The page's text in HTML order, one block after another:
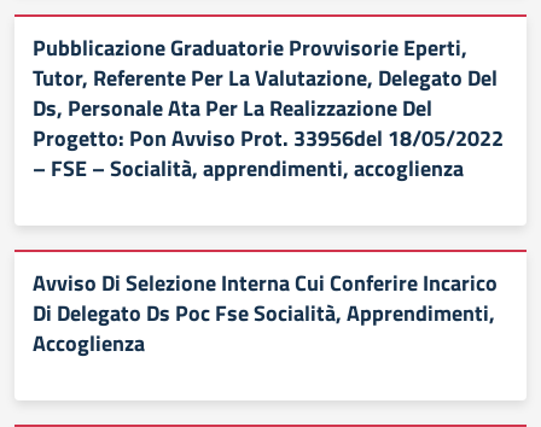
Pubblicazione Graduatorie Provvisorie Eperti,
Tutor, Referente Per La Valutazione, Delegato Del
Ds, Personale Ata Per La Realizzazione Del
Progetto: Pon Avviso Prot. 33956del 18/05/2022
– FSE – Socialità, apprendimenti, accoglienza
Avviso Di Selezione Interna Cui Conferire Incarico
Di Delegato Ds Poc Fse Socialità, Apprendimenti,
Accoglienza